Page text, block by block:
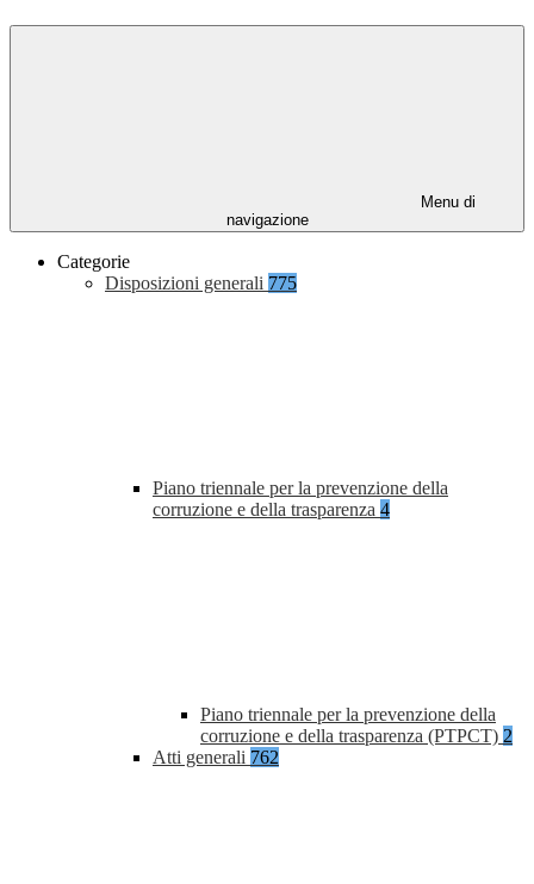
Menu di
navigazione
Categorie
Disposizioni generali 775
Piano triennale per la prevenzione della
corruzione e della trasparenza 4
Piano triennale per la prevenzione della
corruzione e della trasparenza (PTPCT) 2
Atti generali 762